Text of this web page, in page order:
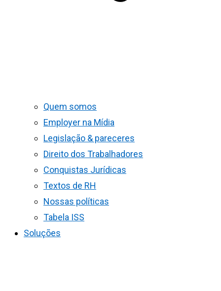
Quem somos
Employer na Mídia
Legislação & pareceres
Direito dos Trabalhadores
Conquistas Jurídicas
Textos de RH
Nossas políticas
Tabela ISS
Soluções